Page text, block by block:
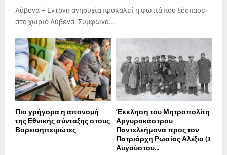
Λύβενα – Έντονη ανησυχία προκαλεί η φωτιά που ξέσπασε
στο χωριό Λύβενα. Σύμφωνα...
Πιο γρήγορα η απονοµή
της Εθνικής σύνταξης στους
Βορειοηπειρώτες
Έκκληση του Μητροπολίτη
Αργυροκάστρου
Παντελεήμονα προς τον
Πατριάρχη Ρωσίας Αλέξιο (3
Αυγούστου...